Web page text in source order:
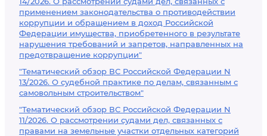
применением законодательства о противодействии
коррупции и обращением в доход Российской
Федерации имущества, приобретенного в результате
нарушения требований и запретов, направленных на
предотвращение коррупции"
"Тематический обзор ВС Российской Федерации N
13/2026. О судебной практике по делам, связанным с
самовольным строительством"
"Тематический обзор ВС Российской Федерации N
11/2026. О рассмотрении судами дел, связанных с
правами на земельные участки отдельных категорий